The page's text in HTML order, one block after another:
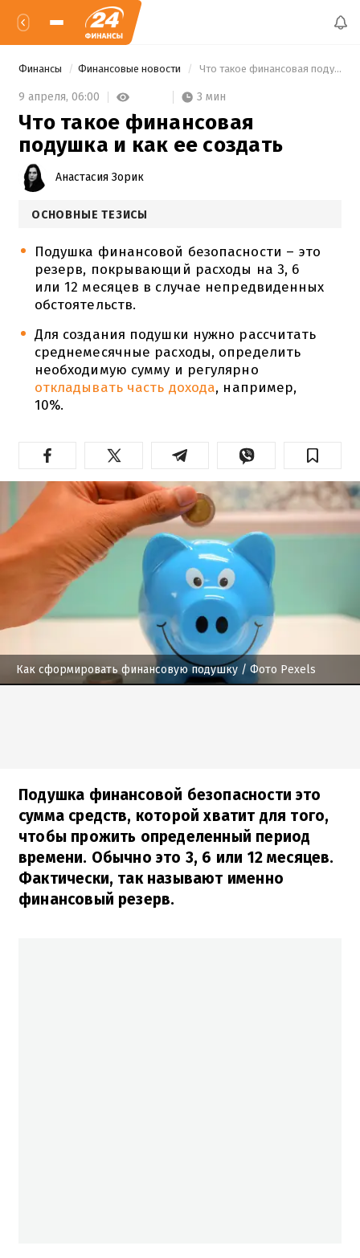
Финансы Финансовые новости Что такое финансовая подушка и как ее создать
9 апреля, 06:00 3 мин
Что такое финансовая
подушка и как ее создать
Анастасия Зорик
ОСНОВНЫЕ ТЕЗИСЫ
Подушка финансовой безопасности – это
резерв, покрывающий расходы на 3, 6
или 12 месяцев в случае непредвиденных
обстоятельств.
Для создания подушки нужно рассчитать
среднемесячные расходы, определить
необходимую сумму и регулярно
откладывать часть дохода, например,
10%.
Как сформировать финансовую подушку / Фото Pexels
Подушка финансовой безопасности это
сумма средств, которой хватит для того,
чтобы прожить определенный период
времени. Обычно это 3, 6 или 12 месяцев.
Фактически, так называют именно
финансовый резерв.